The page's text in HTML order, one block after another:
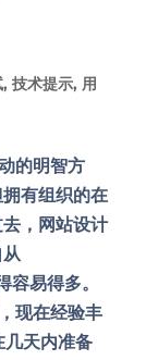
, 技术提示, 用
的明智方
有组织的在
，网站设计
易得多。
现在经验丰
天内准备